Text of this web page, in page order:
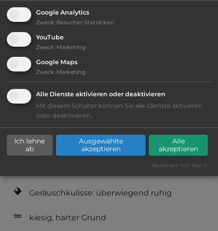
Telefon: 0047 741 69000
Sehenswürdigkeiten:
Egge Museum, ein Volksmuseum, das Kultur- und
Naturerlebnisse kombiniert.
Ausstattung:
bis 10,- Euro
Geräuschkulisse: überwiegend ruhig
kiesig, harter Grund
Google Analytics
Zweck: Besucher-Statistiken
YouTube
Zweck: Marketing
Google Maps
Zweck: Marketing
Alle Dienste aktivieren oder deaktivieren
Mit diesem Schalter können Sie alle Dienste aktivieren
oder deaktivieren.
Ich lehne
ab
Ausgewählte
akzeptieren
Alle
akzeptieren
Realisiert mit Klaro!